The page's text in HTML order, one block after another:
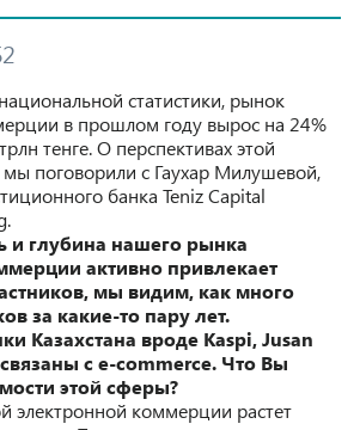
статистики, рынок
в прошлом году вырос на 24%
тенге. О перспективах этой
мы поговорили с Гаухар Милушевой,
банка Teniz Capital
и глубина нашего рынка
активно привлекает
мы видим, как много
за какие-то пару лет.
Казахстана вроде Kaspi, Jusan
с e-commerce. Что Вы
этой сферы?
электронной коммерции растет